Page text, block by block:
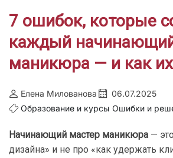
7 ошибок, которые
каждый
маникюра — и как
Елена Милованова
06.07.2025
Образование и курсы Ошибки и
Начинающий мастер маникюра —
дизайна» и не про «как удержать